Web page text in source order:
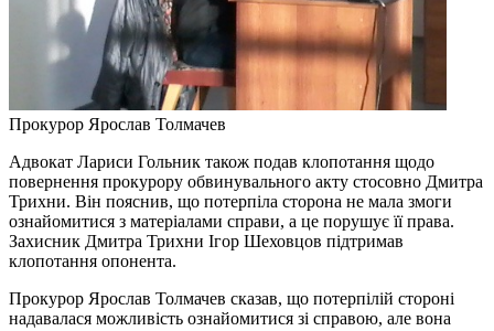
Прокурор Ярослав Толмачев
Адвокат Лариси Гольник також подав клопотання щодо
повернення прокурору обвинувального акту стосовно Дмитра
Трихни. Він пояснив, що потерпіла сторона не мала змоги
ознайомитися з матеріалами справи, а це порушує її права.
Захисник Дмитра Трихни Ігор Шеховцов підтримав
клопотання опонента.
Прокурор Ярослав Толмачев сказав, що потерпілій стороні
надавалася можливість ознайомитися зі справою, але вона